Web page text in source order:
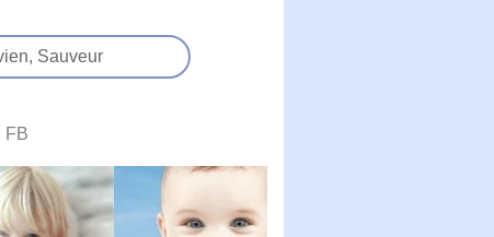
Sauveur
FB